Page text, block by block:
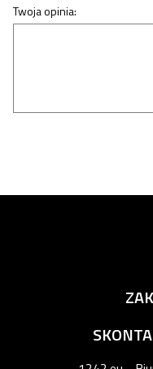
Twoja opinia: